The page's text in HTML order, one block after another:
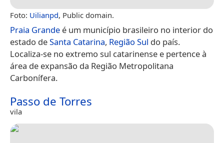
Foto: Uilianpd, Public domain.
Praia Grande é um município brasileiro no interior do
estado deSanta Catarina, Região Sul do país.
Localiza-se no extremo sul catarinense e pertence à
área de expansão da Região Metropolitana
Carbonífera.
Passo de Torres
vila